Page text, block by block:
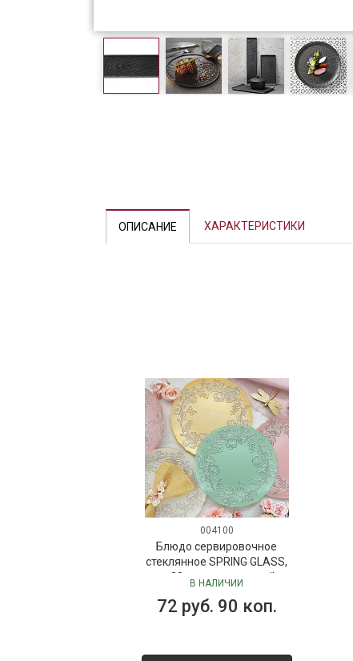
ОПИСАНИЕ ХАРАКТЕРИСТИКИ
004100
Блюдо сервировочное
стеклянное SPRING GLASS,
д. 33 см в подарочной
В НАЛИЧИИ
72 руб. 90 коп.